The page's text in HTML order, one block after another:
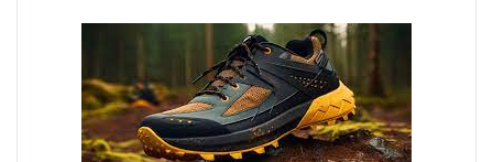
Pro
3D
V8
pour
le
trail